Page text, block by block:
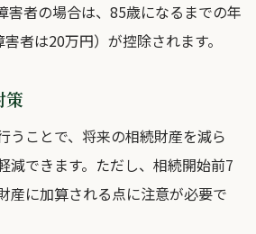
害者の場合は、85歳になるまでの年
者は20万円）が控除されます。
策
うことで、将来の相続財産を減ら
減できます。ただし、相続開始前7
産に加算される点に注意が必要で